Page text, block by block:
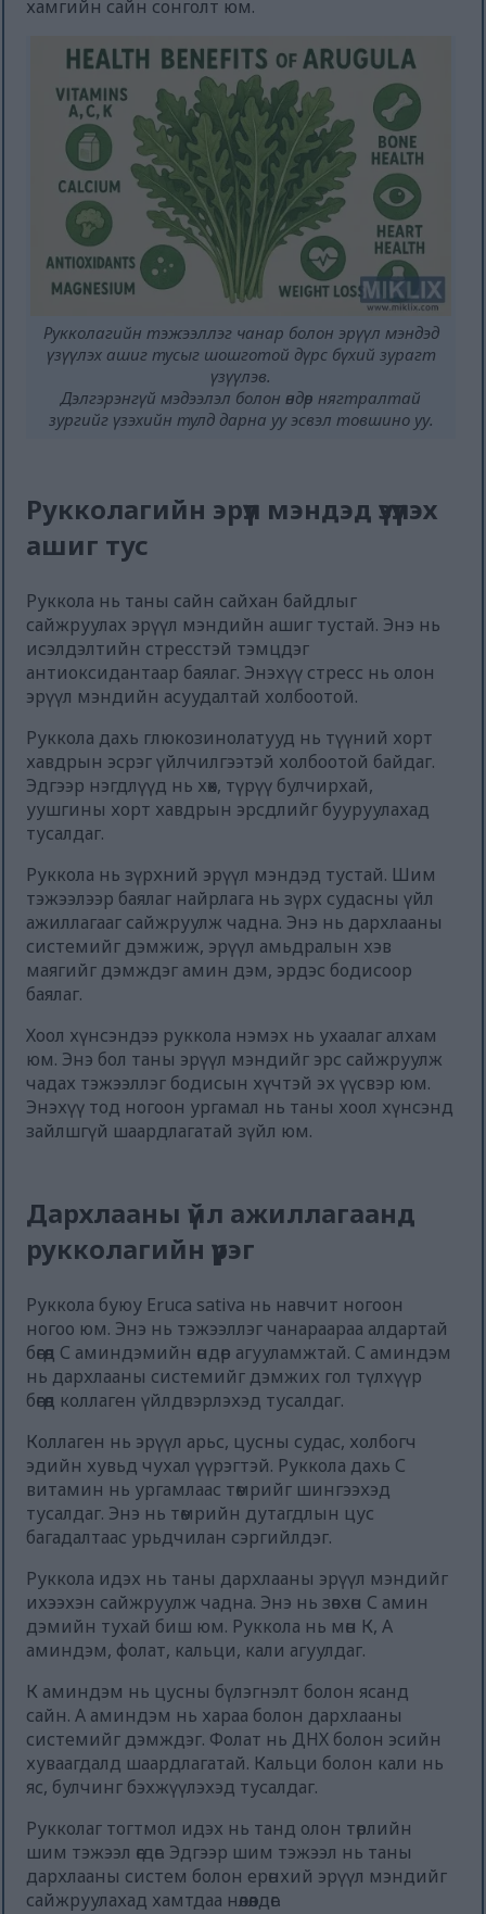
хамгийн сайн сонголт юм.
Рукколагийн тэжээллэг чанар болон эрүүл мэндэд
үзүүлэх ашиг тусыг шошготой дүрс бүхий зурагт
үзүүлэв.
Дэлгэрэнгүй мэдээлэл болон өндөр нягтралтай
зургийг үзэхийн тулд дарна уу эсвэл товшино уу.
Рукколагийн эрүүл мэндэд үзүүлэх
ашиг тус
Руккола нь таны сайн сайхан байдлыг
сайжруулах эрүүл мэндийн ашиг тустай. Энэ нь
исэлдэлтийн стресстэй тэмцдэг
антиоксидантаар баялаг. Энэхүү стресс нь олон
эрүүл мэндийн асуудалтай холбоотой.
Руккола дахь глюкозинолатууд нь түүний хорт
хавдрын эсрэг үйлчилгээтэй холбоотой байдаг.
Эдгээр нэгдлүүд нь хөх, түрүү булчирхай,
уушгины хорт хавдрын эрсдлийг бууруулахад
тусалдаг.
Руккола нь зүрхний эрүүл мэндэд тустай. Шим
тэжээлээр баялаг найрлага нь зүрх судасны үйл
ажиллагааг сайжруулж чадна. Энэ нь дархлааны
системийг дэмжиж, эрүүл амьдралын хэв
маягийг дэмждэг амин дэм, эрдэс бодисоор
баялаг.
Хоол хүнсэндээ руккола нэмэх нь ухаалаг алхам
юм. Энэ бол таны эрүүл мэндийг эрс сайжруулж
чадах тэжээллэг бодисын хүчтэй эх үүсвэр юм.
Энэхүү тод ногоон ургамал нь таны хоол хүнсэнд
зайлшгүй шаардлагатай зүйл юм.
Дархлааны үйл ажиллагаанд
рукколагийн үүрэг
Руккола буюу Eruca sativa нь навчит ногоон
ногоо юм. Энэ нь тэжээллэг чанараараа алдартай
бөгөөд С аминдэмийн өндөр агууламжтай. С аминдэм
нь дархлааны системийг дэмжих гол түлхүүр
бөгөөд коллаген үйлдвэрлэхэд тусалдаг.
Коллаген нь эрүүл арьс, цусны судас, холбогч
эдийн хувьд чухал үүрэгтэй. Руккола дахь С
витамин нь ургамлаас төмрийг шингээхэд
тусалдаг. Энэ нь төмрийн дутагдлын цус
багадалтаас урьдчилан сэргийлдэг.
Руккола идэх нь таны дархлааны эрүүл мэндийг
ихээхэн сайжруулж чадна. Энэ нь зөвхөн С амин
дэмийн тухай биш юм. Руккола нь мөн К, А
аминдэм, фолат, кальци, кали агуулдаг.
К аминдэм нь цусны бүлэгнэлт болон ясанд
сайн. А аминдэм нь хараа болон дархлааны
системийг дэмждэг. Фолат нь ДНХ болон эсийн
хуваагдалд шаардлагатай. Кальци болон кали нь
яс, булчинг бэхжүүлэхэд тусалдаг.
Рукколаг тогтмол идэх нь танд олон төрлийн
шим тэжээл өгдөг. Эдгээр шим тэжээл нь таны
дархлааны систем болон ерөнхий эрүүл мэндийг
сайжруулахад хамтдаа нөлөөлдөг.